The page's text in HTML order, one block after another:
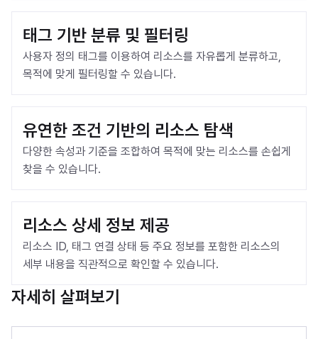
태그 기반 분류 및 필터링
사용자 정의 태그를 이용하여 리소스를 자유롭게 분류하고,
목적에 맞게 필터링할 수 있습니다.
유연한 조건 기반의 리소스 탐색
다양한 속성과 기준을 조합하여 목적에 맞는 리소스를 손쉽게
찾을 수 있습니다.
리소스 상세 정보 제공
리소스 ID, 태그 연결 상태 등 주요 정보를 포함한 리소스의
세부 내용을 직관적으로 확인할 수 있습니다.
자세히 살펴보기